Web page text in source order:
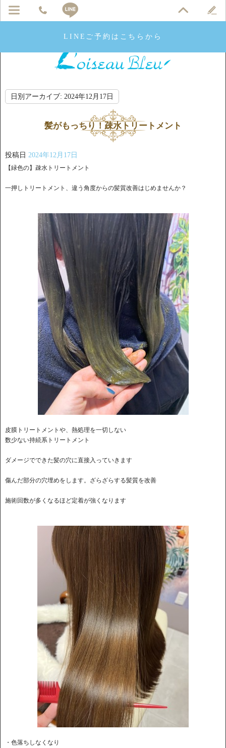
LINEご予約はこちらから
日別アーカイブ: 2024年12月17日
髪がもっちり！疎水トリートメント
投稿日 2024年12月17日
【緑色の】疎水トリートメント
一押しトリートメント、違う角度からの髪質改善はじめませんか？
皮膜トリートメントや、熱処理を一切しない
数少ない持続系トリートメント
ダメージでできた髪の穴に直接入っていきます
傷んだ部分の穴埋めをします。ざらざらする髪質を改善
施術回数が多くなるほど定着が強くなります
・色落ちしなくなり